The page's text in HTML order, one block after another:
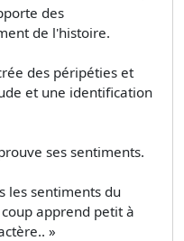
des
de l'histoire.
des péripéties et
et une identification
ses sentiments.
les sentiments du
apprend petit à
»